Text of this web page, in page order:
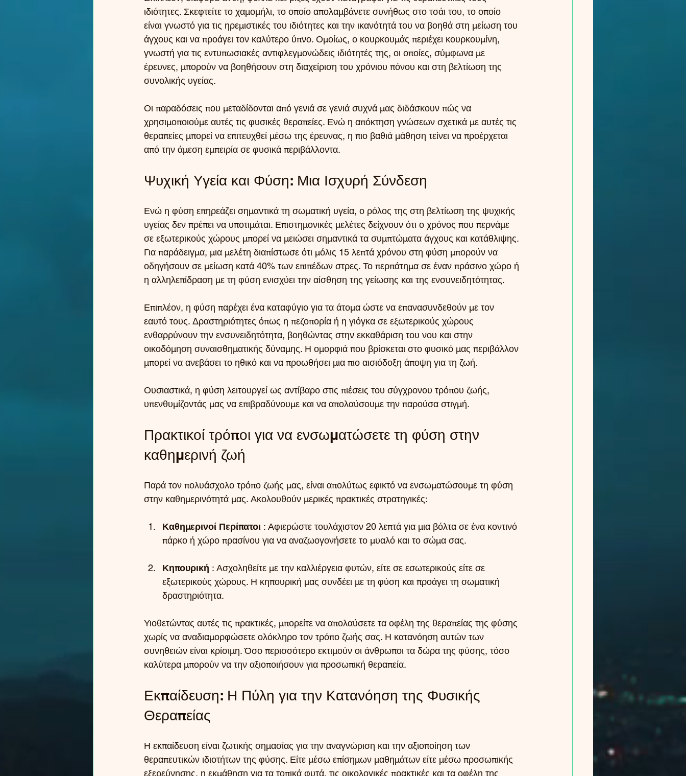
ιδιότητες. Σκεφτείτε το χαμομήλι, το οποίο απολαμβάνετε συνήθως στο τσάι του, το οποίο
είναι γνωστό για τις ηρεμιστικές του ιδιότητες και την ικανότητά του να βοηθά στη μείωση του
άγχους και να προάγει τον καλύτερο ύπνο. Ομοίως, ο κουρκουμάς περιέχει κουρκουμίνη,
γνωστή για τις εντυπωσιακές αντιφλεγμονώδεις ιδιότητές της, οι οποίες, σύμφωνα με
έρευνες, μπορούν να βοηθήσουν στη διαχείριση του χρόνιου πόνου και στη βελτίωση της
συνολικής υγείας.
Οι παραδόσεις που μεταδίδονται από γενιά σε γενιά συχνά μας διδάσκουν πώς να
χρησιμοποιούμε αυτές τις φυσικές θεραπείες. Ενώ η απόκτηση γνώσεων σχετικά με αυτές τις
θεραπείες μπορεί να επιτευχθεί μέσω της έρευνας, η πιο βαθιά μάθηση τείνει να προέρχεται
από την άμεση εμπειρία σε φυσικά περιβάλλοντα.
Ψυχική Υγεία και Φύση: Μια Ισχυρή Σύνδεση
Ενώ η φύση επηρεάζει σημαντικά τη σωματική υγεία, ο ρόλος της στη βελτίωση της ψυχικής
υγείας δεν πρέπει να υποτιμάται. Επιστημονικές μελέτες δείχνουν ότι ο χρόνος που περνάμε
σε εξωτερικούς χώρους μπορεί να μειώσει σημαντικά τα συμπτώματα άγχους και κατάθλιψης.
Για παράδειγμα, μια μελέτη διαπίστωσε ότι μόλις 15 λεπτά χρόνου στη φύση μπορούν να
οδηγήσουν σε μείωση κατά 40% των επιπέδων στρες. Το περπάτημα σε έναν πράσινο χώρο ή
η αλληλεπίδραση με τη φύση ενισχύει την αίσθηση της γείωσης και της ενσυνειδητότητας.
Επιπλέον, η φύση παρέχει ένα καταφύγιο για τα άτομα ώστε να επανασυνδεθούν με τον
εαυτό τους. Δραστηριότητες όπως η πεζοπορία ή η γιόγκα σε εξωτερικούς χώρους
ενθαρρύνουν την ενσυνειδητότητα, βοηθώντας στην εκκαθάριση του νου και στην
οικοδόμηση συναισθηματικής δύναμης. Η ομορφιά που βρίσκεται στο φυσικό μας περιβάλλον
μπορεί να ανεβάσει το ηθικό και να προωθήσει μια πιο αισιόδοξη άποψη για τη ζωή.
Ουσιαστικά, η φύση λειτουργεί ως αντίβαρο στις πιέσεις του σύγχρονου τρόπου ζωής,
υπενθυμίζοντάς μας να επιβραδύνουμε και να απολαύσουμε την παρούσα στιγμή.
Πρακτικοί τρόποι για να ενσωματώσετε τη φύση στην
καθημερινή ζωή
Παρά τον πολυάσχολο τρόπο ζωής μας, είναι απολύτως εφικτό να ενσωματώσουμε τη φύση
στην καθημερινότητά μας. Ακολουθούν μερικές πρακτικές στρατηγικές:
Καθημερινοί Περίπατοι : Αφιερώστε τουλάχιστον 20 λεπτά για μια βόλτα σε ένα κοντινό
πάρκο ή χώρο πρασίνου για να αναζωογονήσετε το μυαλό και το σώμα σας.
Κηπουρική : Ασχοληθείτε με την καλλιέργεια φυτών, είτε σε εσωτερικούς είτε σε
εξωτερικούς χώρους. Η κηπουρική μας συνδέει με τη φύση και προάγει τη σωματική
δραστηριότητα.
Υιοθετώντας αυτές τις πρακτικές, μπορείτε να απολαύσετε τα οφέλη της θεραπείας της φύσης
χωρίς να αναδιαμορφώσετε ολόκληρο τον τρόπο ζωής σας. Η κατανόηση αυτών των
συνηθειών είναι κρίσιμη. Όσο περισσότερο εκτιμούν οι άνθρωποι τα δώρα της φύσης, τόσο
καλύτερα μπορούν να την αξιοποιήσουν για προσωπική θεραπεία.
Εκπαίδευση: Η Πύλη για την Κατανόηση της Φυσικής
Θεραπείας
Η εκπαίδευση είναι ζωτικής σημασίας για την αναγνώριση και την αξιοποίηση των
θεραπευτικών ιδιοτήτων της φύσης. Είτε μέσω επίσημων μαθημάτων είτε μέσω προσωπικής
εξερεύνησης, η εκμάθηση για τα τοπικά φυτά, τις οικολογικές πρακτικές και τα οφέλη της